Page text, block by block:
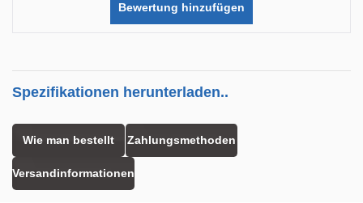
Bewertung hinzufügen
Spezifikationen herunterladen..
Wie man bestellt Zahlungsmethoden
Versandinformationen